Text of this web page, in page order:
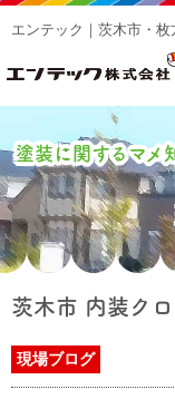
エンテック｜茨木市・
塗装に関するマメ
茨木市 内装ク
現場ブログ